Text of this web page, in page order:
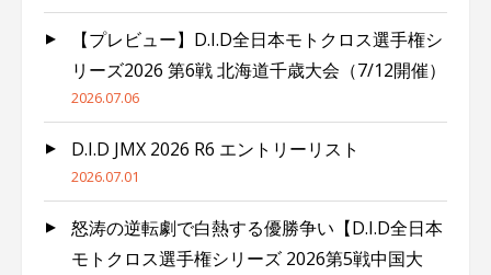
【プレビュー】D.I.D全日本モトクロス選手権シ
リーズ2026 第6戦 北海道千歳大会（7/12開催）
2026.07.06
D.I.D JMX 2026 R6 エントリーリスト
2026.07.01
怒涛の逆転劇で白熱する優勝争い【D.I.D全日本
モトクロス選手権シリーズ 2026第5戦中国大